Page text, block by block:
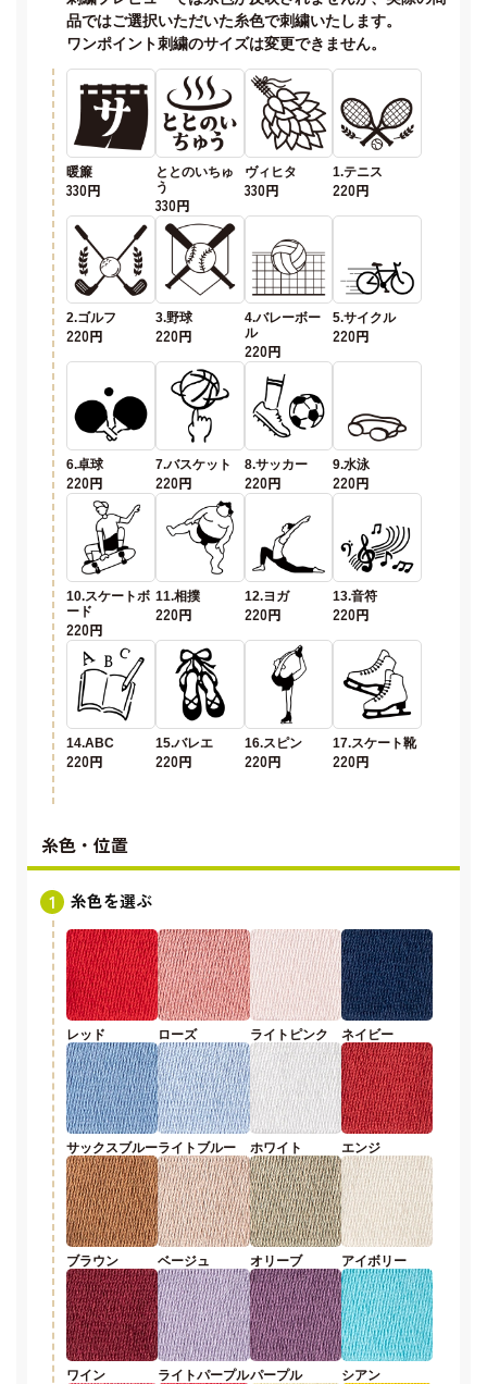
品ではご選択いただいた糸色で刺繍いたします。
ワンポイント刺繍のサイズは変更できません。
暖簾
330円
ととのいちゅ
う
330円
ヴィヒタ
330円
1.テニス
220円
2.ゴルフ
220円
3.野球
220円
4.バレーボー
ル
220円
5.サイクル
220円
6.卓球
220円
7.バスケット
220円
8.サッカー
220円
9.水泳
220円
10.スケートボ
ード
220円
11.相撲
220円
12.ヨガ
220円
13.音符
220円
14.ABC
220円
15.バレエ
220円
16.スピン
220円
17.スケート靴
220円
糸色・位置
糸色を選ぶ
レッド ローズ ライトピンク ネイビー
サックスブルーライトブルー ホワイト エンジ
ブラウン ベージュ オリーブ アイボリー
ワイン ライトパープルパープル シアン